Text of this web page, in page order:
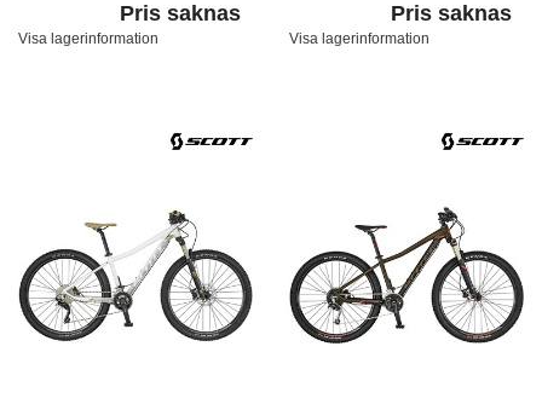
Pris saknas
Visa lagerinformation
Pris saknas
Visa lagerinformation